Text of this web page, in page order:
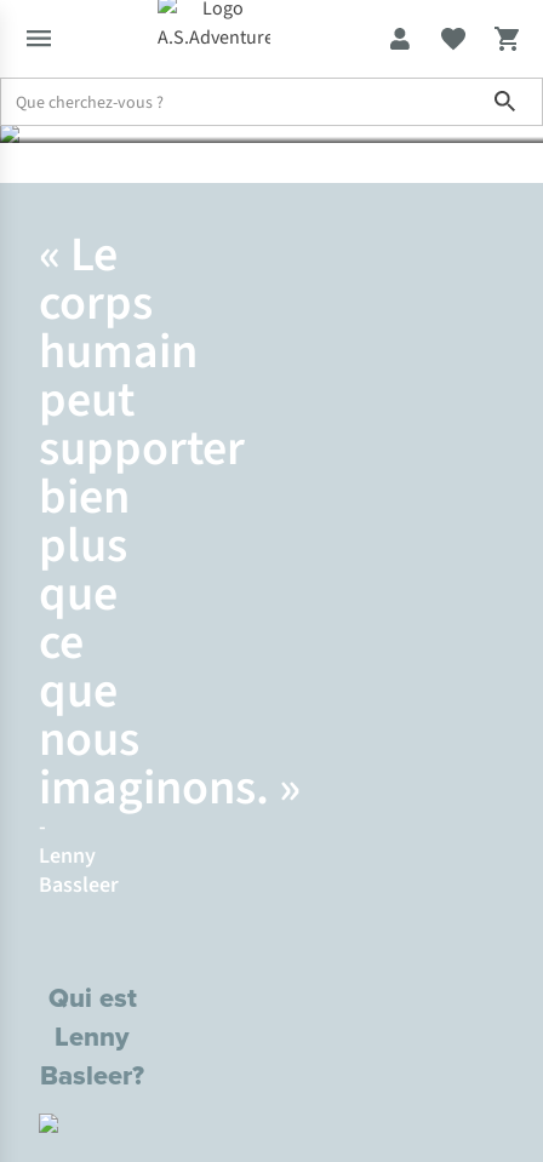
« Le
corps
humain
peut
supporter
bien
plus
que
ce
que
nous
imaginons. »
-
Lenny
Bassleer
Qui est
Lenny
Basleer?